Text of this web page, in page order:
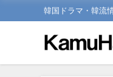
韓国ドラマ・韓流